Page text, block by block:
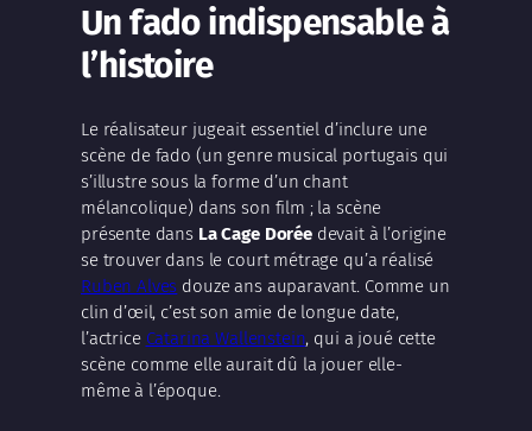
Un fado indispensable à
l’histoire
Le réalisateur jugeait essentiel d’inclure une
scène de fado (un genre musical portugais qui
s’illustre sous la forme d’un chant
mélancolique) dans son film ; la scène
présente dans La Cage Doréedevait à l’origine
se trouver dans le court métrage qu’a réalisé
Ruben Alves douze ans auparavant. Comme un
clin d’œil, c’est son amie de longue date,
l’actrice Catarina Wallenstein, qui a joué cette
scène comme elle aurait dû la jouer elle-
même à l’époque.